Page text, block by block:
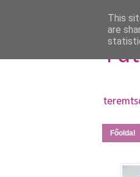
Főoldal
This
are